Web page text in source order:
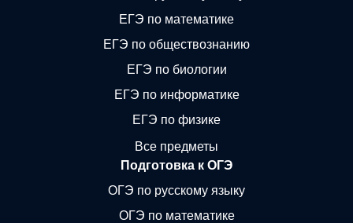
ЕГЭ по математике
ЕГЭ по обществознанию
ЕГЭ по биологии
ЕГЭ по информатике
ЕГЭ по физике
Все предметы
Подготовка к ОГЭ
ОГЭ по русскому языку
ОГЭ по математике